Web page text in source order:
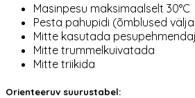
Masinpesu maksimaalselt 30°C
Pesta pahupidi (õmblused
Mitte kasutada
Mitte trummelkuivatada
Mitte triikida
Orienteeruv suurustabel: